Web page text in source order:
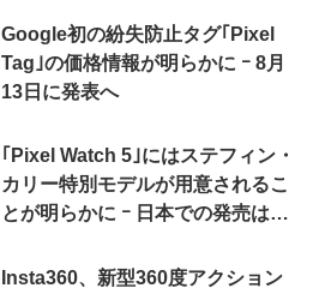
Google初の紛失防止タグ｢Pixel
Tag｣の価格情報が明らかに ｰ 8月
13日に発表へ
｢Pixel Watch 5｣にはステフィン・
カリー特別モデルが用意されるこ
とが明らかに ｰ 日本での発売は期
Insta360、新型360度アクション